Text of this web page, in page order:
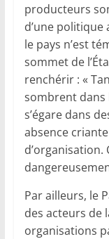
producteurs
d’une
le pays n’est
sommet de
renchérir : «
sombrent dans
s’égare dans
absence
Par ailleurs, le
des acteurs de
organisations